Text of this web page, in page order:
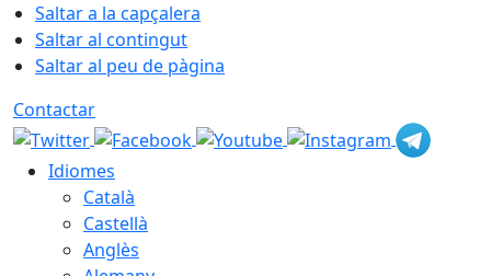
Saltar a la capçalera
Saltar al contingut
Saltar al peu de pàgina
Contactar
Idiomes
Català
Castellà
Anglès